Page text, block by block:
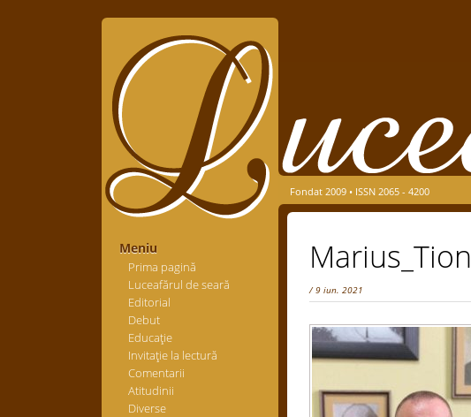
Meniu
Prima pagină
Luceafărul de seară
Editorial
Debut
Educaţie
Invitaţie la lectură
Comentarii
Atitudinii
Diverse
Fondat 2009 • ISSN 2065 - 4200
Marius_Tion
/ 9 iun. 2021